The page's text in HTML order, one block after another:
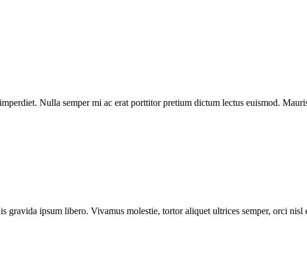
Nulla semper mi ac erat porttitor pretium dictum lectus euismod.
gravida ipsum libero. Vivamus molestie, tortor aliquet ultrices semper, orci nisl